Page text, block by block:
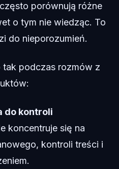
porównują różne
o tym nie wiedząc. To
do nieporozumień.
tak podczas rozmów z
do kontroli
koncentruje się na
kontroli treści i